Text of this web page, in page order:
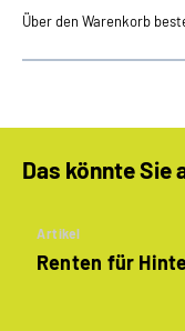
Über den Warenkorb
Das könnte Sie
Artikel
Renten für